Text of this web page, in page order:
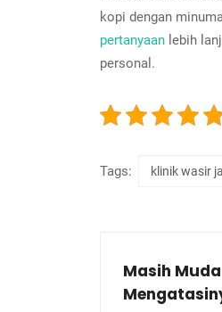
kopi dengan
pertanyaan lebih
personal.
Tags: klinik wasir
Masih